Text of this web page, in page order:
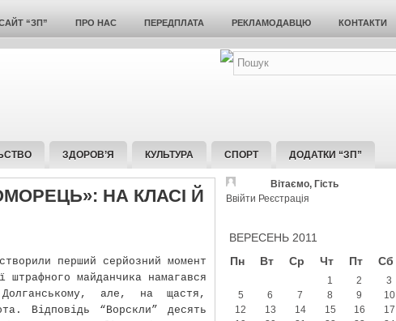
“ЗП” ПРО НАС ПЕРЕДПЛАТА РЕКЛАМОДАВЦЮ КОНТАКТИ
ЗДОРОВ’Я КУЛЬТУРА СПОРТ ДОДАТКИ “ЗП”
НА КЛАСІ Й
перший серйозний момент
майданчика намагався
але, на щастя,
Відповідь “Ворскли” десять
Вітаємо, Гість
Ввійти Реєстрація
ВЕРЕСЕНЬ 2011
Пн
Вт Ср Чт Пт Сб
1 2 3
5
6 7 8 9 10
12
13 14 15 16 17